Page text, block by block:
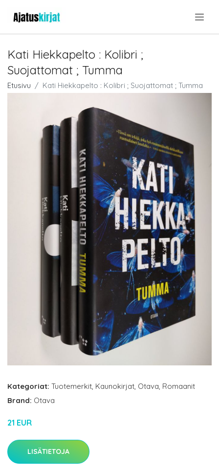
Kati Hiekkapelto : Kolibri ;
Suojattomat ; Tumma
Etusivu Kati Hiekkapelto : Kolibri ; Suojattomat ; Tumma
Kategoriat: Tuotemerkit, Kaunokirjat, Otava, Romaanit
Brand: Otava
21 EUR
LISÄTIETOJA